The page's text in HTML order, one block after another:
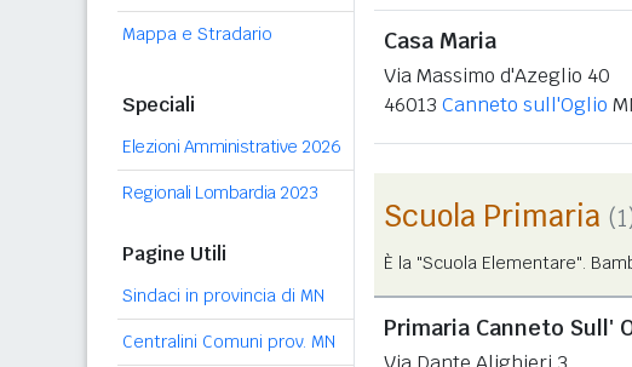
Mappa e Stradario
Speciali
Elezioni Amministrative 2026
Regionali Lombardia 2023
Pagine Utili
Sindaci in provincia di MN
Centralini Comuni prov. MN
Casa Maria
Via Massimo d'Azeglio 40
46013 Canneto sull'Oglio
Scuola Primaria
È la "Scuola Elementare".
Primaria Canneto Sull'